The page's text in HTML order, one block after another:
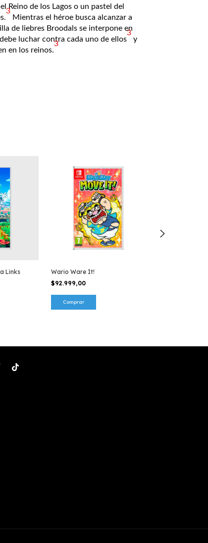
Reino de los Lagos o un pastel del
3
​ Mientras el héroe busca alcanzar a
de liebres Broodals se interpone en
luchar contra cada uno de ellos
3
​ y
en los reinos.
3
Links
Wario Ware It!
$92.999,00